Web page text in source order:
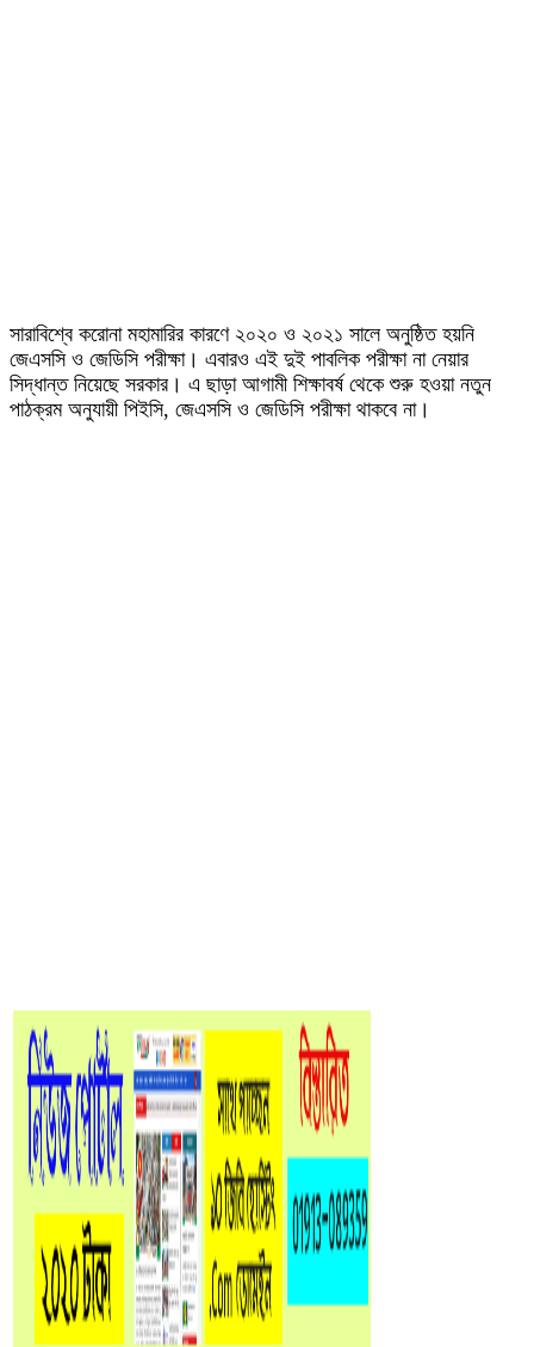
সারাবিশ্বে করোনা মহামারির কারণে ২০২০ ও ২০২১ সালে অনুষ্ঠিত হয়নি
জেএসসি ও জেডিসি পরীক্ষা। এবারও এই দুই পাবলিক পরীক্ষা না নেয়ার
সিদ্ধান্ত নিয়েছে সরকার। এ ছাড়া আগামী শিক্ষাবর্ষ থেকে শুরু হওয়া নতুন
পাঠক্রম অনুযায়ী পিইসি, জেএসসি ও জেডিসি পরীক্ষা থাকবে না।